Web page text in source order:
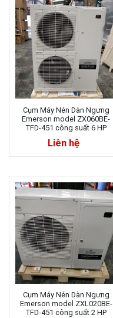
Cụm Máy Nén Dàn Ngưng
Emerson model ZX060BE-
TFD-451 công suất 6 HP
Liên hệ
Cụm Máy Nén Dàn Ngưng
Emerson model ZXL020BE-
TFD-451 công suất 2 HP